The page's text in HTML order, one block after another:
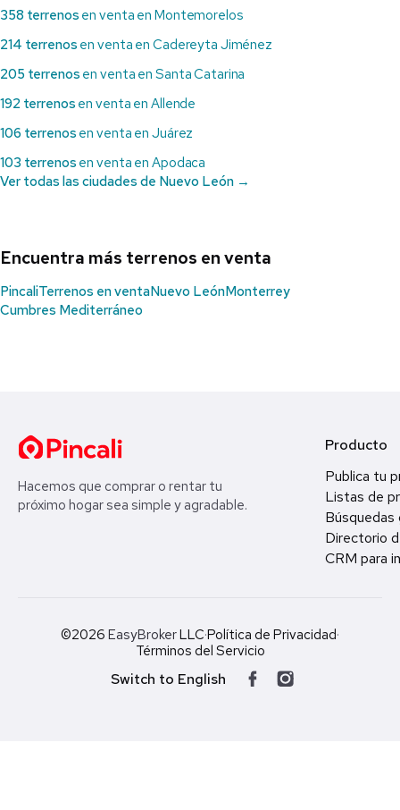
358 terrenos en venta en Montemorelos
214 terrenos en venta en Cadereyta Jiménez
205 terrenos en venta en Santa Catarina
192 terrenos en venta en Allende
106 terrenos en venta en Juárez
103 terrenos en venta en Apodaca
Ver todas las ciudades de Nuevo León →
Encuentra más terrenos en venta
PincaliTerrenos en ventaNuevo LeónMonterrey
Cumbres Mediterráneo
Hacemos que comprar o rentar tu
próximo hogar sea simple y agradable.
Producto
Publica tu
Listas de
Búsquedas
Directorio
CRM para
©2026 EasyBrokerLLC·Política de Privacidad·
Términos del Servicio
Switch to English